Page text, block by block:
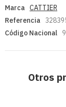
Marca CATTIER
Referencia
Código Nacional
Otros